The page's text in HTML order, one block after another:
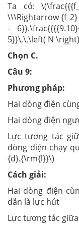
Ta có:
\\\Rightarrow {f_2}
-
5}}\,\,\left( N
Chọn C.
Câu 9:
Phương pháp:
Hai dòng điện
Hai dòng điện
Lực tương tác
dòng điện chạy
{d}.{\rm{l}}\)
Cách giải:
Hai dòng điện
dẫn là lực hút
Lực tương tác